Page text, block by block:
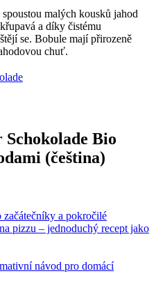
malých kousků jahod
a díky čistému
se. Bobule mají přirozeně
chuť.
Bio
(čeština)
a pokročilé
pizzu – jednoduchý recept jako
návod pro domácí